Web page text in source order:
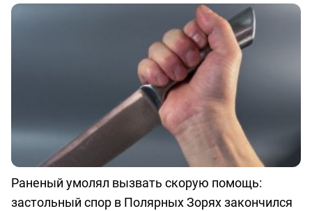
Раненый умолял вызвать скорую помощь:
застольный спор в Полярных Зорях закончился